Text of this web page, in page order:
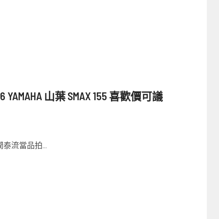
山葉 SMAX 155 喜歡價可議
流當品拍...